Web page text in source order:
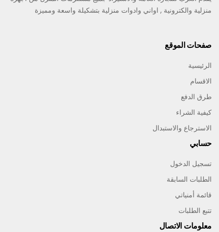
منزلية والكترونية , اواني وادوات منزلية بتشكيلة واسعة ومميزة
صفحات الموقع
الرئيسية
الاقسام
طرق الدفع
كيفية الشراء
الاسترجاع والاستبدال
حسابي
تسجيل الدخول
الطلبات السابقة
قائمة أمنياتي
تتبع الطلبات
معلومات الاتصال